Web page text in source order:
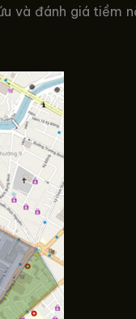
và đánh giá tiềm